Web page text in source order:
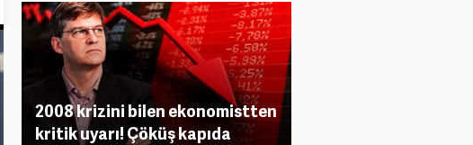
2008 krizini bilen ekonomistten
kritik uyarı! Çöküş kapıda